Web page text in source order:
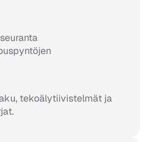
tekoälytiivistelmät ja